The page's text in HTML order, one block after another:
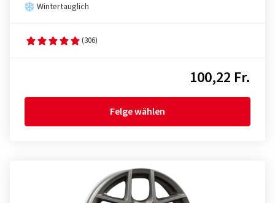
Wintertauglich
(306)
100,22 Fr.
Felge wählen